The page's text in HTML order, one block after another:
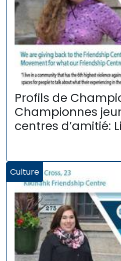
Profils de
Championnes
centres d’amitié:
Culture